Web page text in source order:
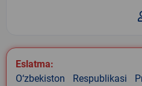
Eslatma:
O‘zbekiston Respublikasi